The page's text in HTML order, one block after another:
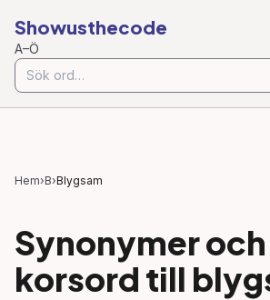
Showusthecode
A–Ö
Hem›B›Blygsam
Synonymer och
korsord till